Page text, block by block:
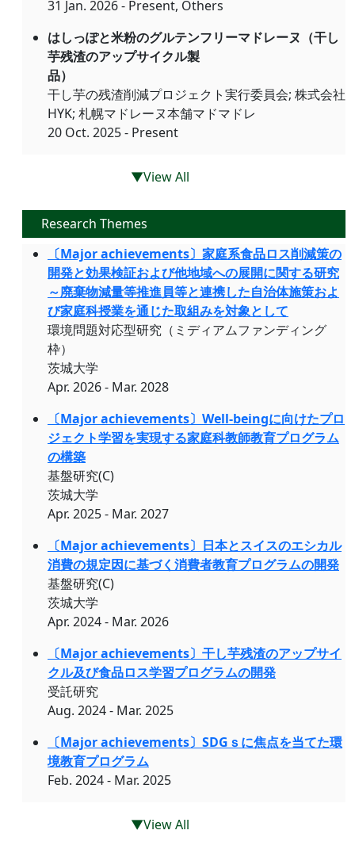
31 Jan. 2026 - Present, Others
はしっぽと米粉のグルテンフリーマドレーヌ（干し
芋残渣のアップサイクル製
品）
干し芋の残渣削減プロジェクト実行委員会; 株式会社
HYK; 札幌マドレーヌ本舗マドマドレ
20 Oct. 2025 - Present
▼View All
Research Themes
〔Major achievements〕家庭系食品ロス削減策の
開発と効果検証および他地域への展開に関する研究
～廃棄物減量等推進員等と連携した自治体施策およ
び家庭科授業を通じた取組みを対象として
環境問題対応型研究（ミディアムファンディング
枠）
茨城大学
Apr. 2026 - Mar. 2028
〔Major achievements〕Well-beingに向けたプロ
ジェクト学習を実現する家庭科教師教育プログラム
の構築
基盤研究(C)
茨城大学
Apr. 2025 - Mar. 2027
〔Major achievements〕日本とスイスのエシカル
消費の規定因に基づく消費者教育プログラムの開発
基盤研究(C)
茨城大学
Apr. 2024 - Mar. 2026
〔Major achievements〕干し芋残渣のアップサイ
クル及び食品ロス学習プログラムの開発
受託研究
Aug. 2024 - Mar. 2025
〔Major achievements〕SDGｓに焦点を当てた環
境教育プログラム
Feb. 2024 - Mar. 2025
▼View All